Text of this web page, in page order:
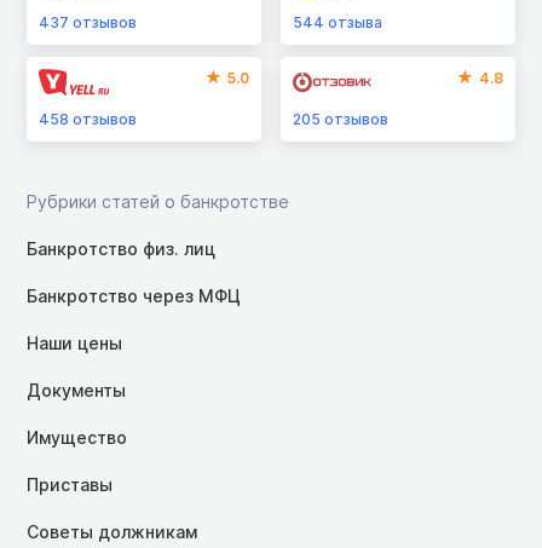
437 отзывов 544отзыва
5.0
458 отзывов
4.8
205отзывов
Рубрики статей о банкротстве
Банкротство физ. лиц
Банкротство через МФЦ
Наши цены
Документы
Имущество
Приставы
Советы должникам